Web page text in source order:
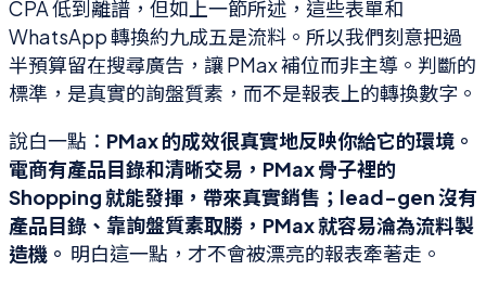
CPA 低到離譜，但如上一節所述，這些表單和
WhatsApp 轉換約九成五是流料。所以我們刻意把過
半預算留在搜尋廣告，讓 PMax 補位而非主導。判斷的
標準，是真實的詢盤質素，而不是報表上的轉換數字。
說白一點： PMax 的成效很真實地反映你給它的環境。
電商有產品目錄和清晰交易，PMax 骨子裡的
Shopping 就能發揮，帶來真實銷售；lead-gen 沒有
產品目錄、靠詢盤質素取勝，PMax 就容易淪為流料製
造機。 明白這一點，才不會被漂亮的報表牽著走。